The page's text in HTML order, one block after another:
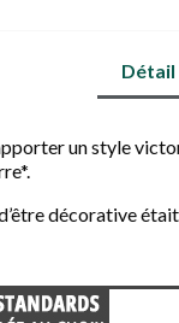
Détail
un style
décorative